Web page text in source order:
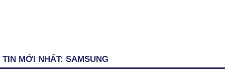
TIN MỚI NHẤT: SAMSUNG